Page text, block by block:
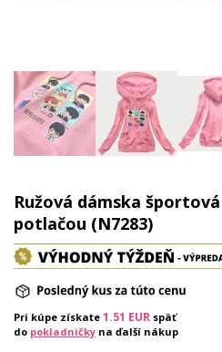
Ružová dámska
potlačou (N7283)
Pri kúpe získate 1.51 EUR späť
do pokladničky na ďalší nákup